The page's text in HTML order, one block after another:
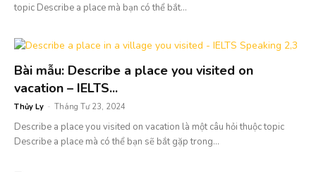
topic Describe a place mà bạn có thể bắt...
Bài mẫu: Describe a place you visited on
vacation – IELTS...
Thủy Ly - Tháng Tư 23, 2024
Describe a place you visited on vacation là một câu hỏi thuộc topic
Describe a place mà có thể bạn sẽ bắt gặp trong...